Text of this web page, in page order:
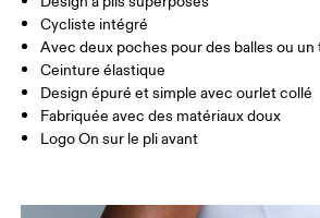
GUIDE DES TAILLES - VÊTEMENTS
XS
TAILLE 67
HANCHE 90
Pays d'origine
Viêt Nam
Cycliste intégré
Avec deux poches pour des balles ou un
Ceinture élastique
Design épuré et simple avec ourlet collé
Fabriquée avec des matériaux doux
Logo On sur le pli avant